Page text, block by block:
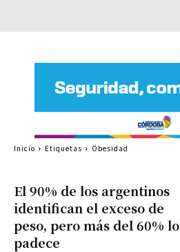
El 90% de los argentinos
identifican el exceso de
peso, pero más del 60% lo
padece
Inicio Etiquetas Obesidad